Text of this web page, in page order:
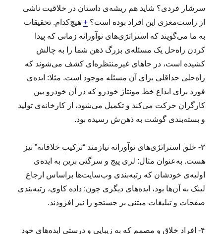
سرشار فردی؟ شاید هم ریشه‌ی داستان در خلاقیت ناشی
از راست‌مغزی این افراد بوده است؟+ هیچ‌کدام. تحقیقات
به ما می‌گویند که استراتژی‌های نوآورانه زمانی که پیدا
کردن راه‌حل یک مسئله‌ی بزرگ ذهن شما را به چالش
کشیده است، در جاهای غیرمنتظره‌ای کشف می‌شوند که
راه‌حلی حداقلی برای آن مسئله موجود است. مثلا: ایده‌ی
فورد برای ابداع خط مونتاژ خودرو که در آن خودرو بین
کارگران حرکت می‌کند و تکمیل می‌شود، از کارخانه‌ی تولید
و بسته‌بندی گوشت به ذهن‌ش رسیده بود.
۳- خلق استراتژی‌های نوآورانه نیازمند “ترکیب خلاقانه” نیز
هست. به‌عنوان مثال: لری پیج و سرگئی برین به ایده‌ی
اولیه‌ی خودشان که رتبه‌بندی وب‌سایت‌ها براساس ارجاع
لینک به آن‌ها بود، ایده‌های دیگری چون: داده کاوی، رتبه‌بندی
صفحات و تبلیغات مبتنی بر جستجو را نیز افزودند.
۴- افراد خلاق و مصمم که به زیبایی و درستی ایده‌های خود